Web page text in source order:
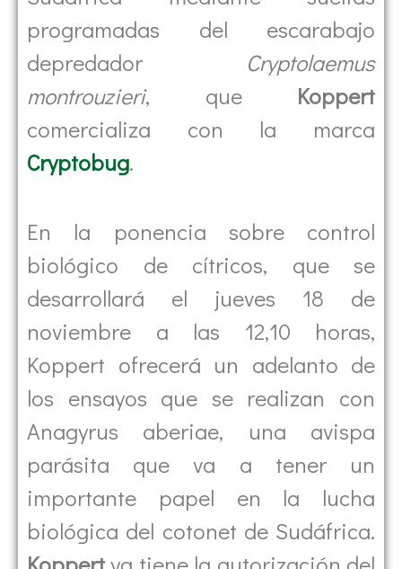
programadas del escarabajo
depredador Cryptolaemus
montrouzieri, que Koppert
comercializa con la marca
Cryptobug.
En la ponencia sobre control
biológico de cítricos, que se
desarrollará el jueves 18 de
noviembre a las 12,10 horas,
Koppert ofrecerá un adelanto de
los ensayos que se realizan con
Anagyrus aberiae, una avispa
parásita que va a tener un
importante papel en la lucha
biológica del cotonet de Sudáfrica.